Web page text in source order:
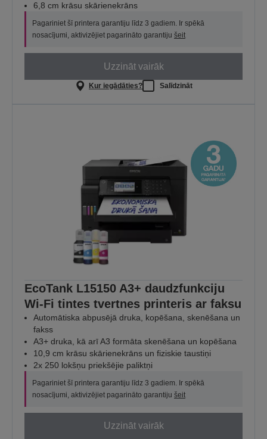
6,8 cm krāsu skārienekrāns
Pagariniet šī printera garantiju līdz 3 gadiem. Ir spēkā
nosacījumi, aktivizējiet pagarināto garantiju šeit
Uzzināt vairāk
Kur iegādāties? Salīdzināt
EcoTank L15150 A3+ daudzfunkciju
Wi-Fi tintes tvertnes printeris ar faksu
Automātiska abpusējā druka, kopēšana, skenēšana un
fakss
A3+ druka, kā arī A3 formāta skenēšana un kopēšana
10,9 cm krāsu skārienekrāns un fiziskie taustiņi
2x 250 lokšņu priekšējie paliktņi
Pagariniet šī printera garantiju līdz 3 gadiem. Ir spēkā
nosacījumi, aktivizējiet pagarināto garantiju šeit
Uzzināt vairāk